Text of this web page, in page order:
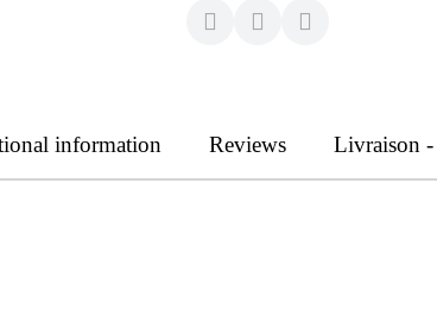
information Reviews Livraison -